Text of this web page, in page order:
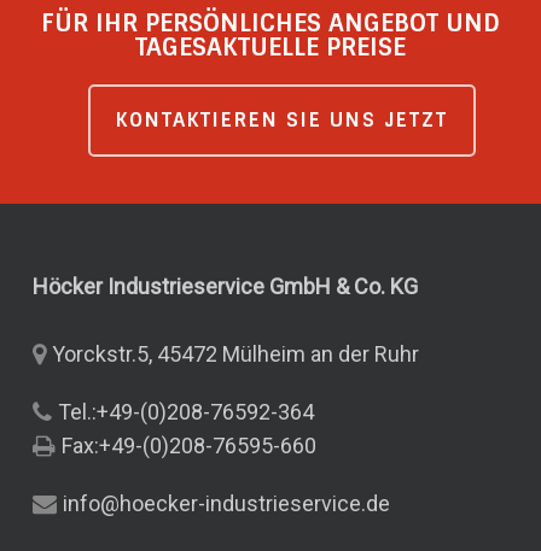
FÜR IHR PERSÖNLICHES ANGEBOT UND
TAGESAKTUELLE PREISE
KONTAKTIEREN SIE UNS JETZT
Höcker Industrieservice GmbH & Co. KG
Yorckstr.5, 45472 Mülheim an der Ruhr
Tel.:+49-(0)208-76592-364
Fax:+49-(0)208-76595-660
info@hoecker-industrieservice.de